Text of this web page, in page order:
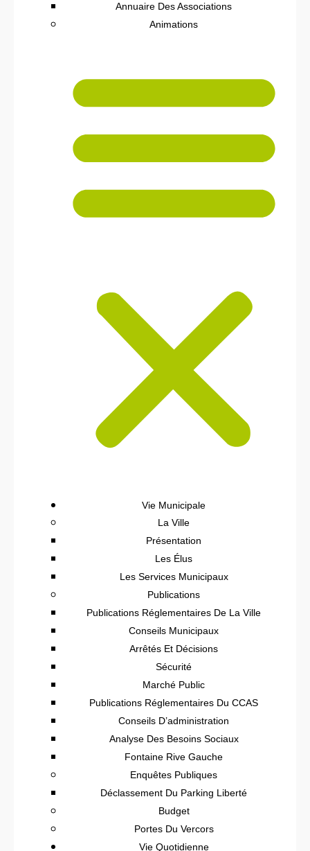
Annuaire Des Associations
Animations
Vie Municipale
La Ville
Présentation
Les Élus
Les Services Municipaux
Publications
Publications Réglementaires De La Ville
Conseils Municipaux
Arrêtés Et Décisions
Sécurité
Marché Public
Publications Réglementaires Du CCAS
Conseils D’administration
Analyse Des Besoins Sociaux
Fontaine Rive Gauche
Enquêtes Publiques
Déclassement Du Parking Liberté
Budget
Portes Du Vercors
Vie Quotidienne